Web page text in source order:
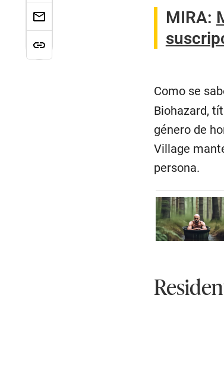
MIRA:
Como se
Biohazard,
género de
Village
persona.